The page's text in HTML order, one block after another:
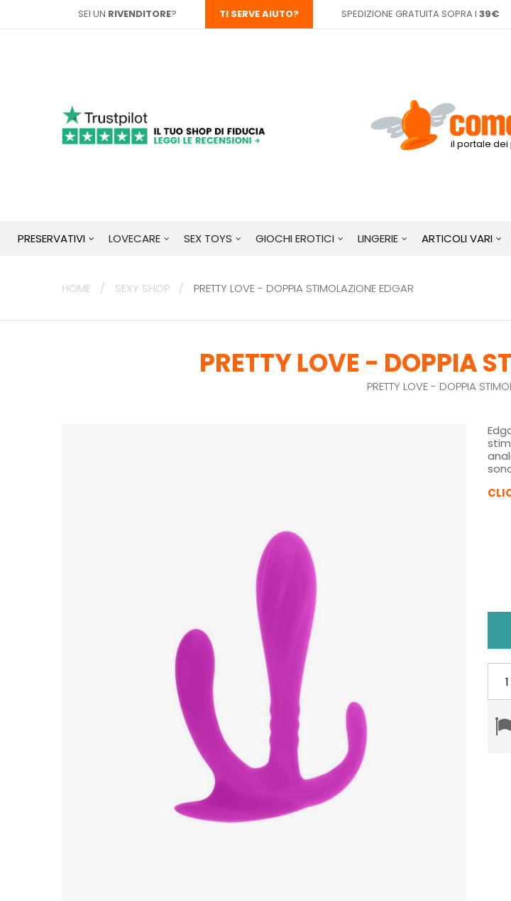
SEI UN RIVENDITORE? TI SERVE AIUTO? SPEDIZIONE GRATUITA SOPRA I 39€
il portale dei
PRESERVATIVI LOVECARE SEX TOYS GIOCHI EROTICI LINGERIE ARTICOLI VARI
HOME SEXY SHOP PRETTY LOVE - DOPPIA STIMOLAZIONE EDGAR
PRETTY LOVE - DOPPIA
PRETTY LOVE - DOPPIA